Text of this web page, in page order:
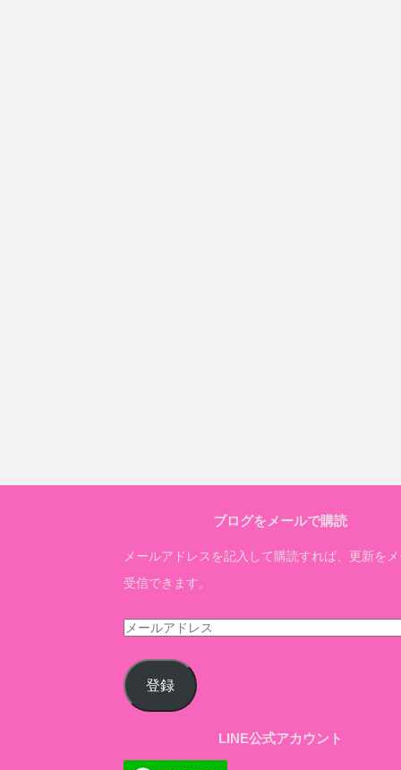
ブログをメールで購読
メールアドレスを記入して購読すれば、更新を
受信できます。
メ
ル
ア
レ
登録
LINE公式アカウント